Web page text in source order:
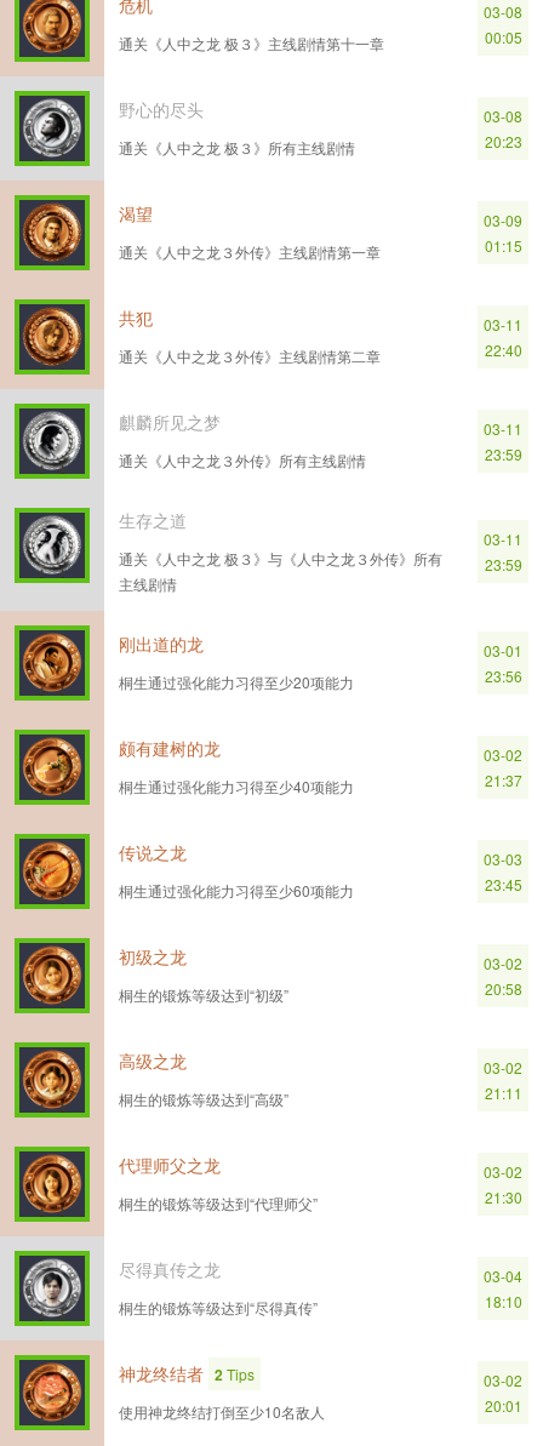
危机
通关《人中之龙 极３》主线剧情第十一章
03-08
00:05
野心的尽头
通关《人中之龙 极３》所有主线剧情
03-08
20:23
渴望
通关《人中之龙３外传》主线剧情第一章
03-09
01:15
共犯
通关《人中之龙３外传》主线剧情第二章
03-11
22:40
麒麟所见之梦
通关《人中之龙３外传》所有主线剧情
03-11
23:59
生存之道
通关《人中之龙 极３》与《人中之龙３外传》所有
主线剧情
03-11
23:59
刚出道的龙
桐生通过强化能力习得至少20项能力
03-01
23:56
颇有建树的龙
桐生通过强化能力习得至少40项能力
03-02
21:37
传说之龙
桐生通过强化能力习得至少60项能力
03-03
23:45
初级之龙
桐生的锻炼等级达到“初级”
03-02
20:58
高级之龙
桐生的锻炼等级达到“高级”
03-02
21:11
代理师父之龙
桐生的锻炼等级达到“代理师父”
03-02
21:30
尽得真传之龙
桐生的锻炼等级达到“尽得真传”
03-04
18:10
神龙终结者 2Tips
使用神龙终结打倒至少10名敌人
03-02
20:01